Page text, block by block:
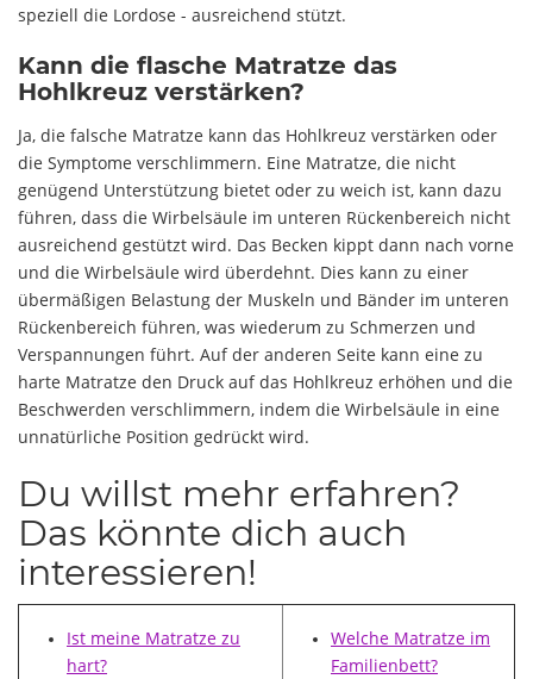
speziell die Lordose - ausreichend stützt.
Kann die flasche Matratze das
Hohlkreuz verstärken?
Ja, die falsche Matratze kann das Hohlkreuz verstärken oder
die Symptome verschlimmern. Eine Matratze, die nicht
genügend Unterstützung bietet oder zu weich ist, kann dazu
führen, dass die Wirbelsäule im unteren Rückenbereich nicht
ausreichend gestützt wird. Das Becken kippt dann nach vorne
und die Wirbelsäule wird überdehnt. Dies kann zu einer
übermäßigen Belastung der Muskeln und Bänder im unteren
Rückenbereich führen, was wiederum zu Schmerzen und
Verspannungen führt. Auf der anderen Seite kann eine zu
harte Matratze den Druck auf das Hohlkreuz erhöhen und die
Beschwerden verschlimmern, indem die Wirbelsäule in eine
unnatürliche Position gedrückt wird.
Du willst mehr erfahren?
Das könnte dich auch
interessieren!
Ist meine Matratze zu
hart?
Welche Matratze im
Familienbett?